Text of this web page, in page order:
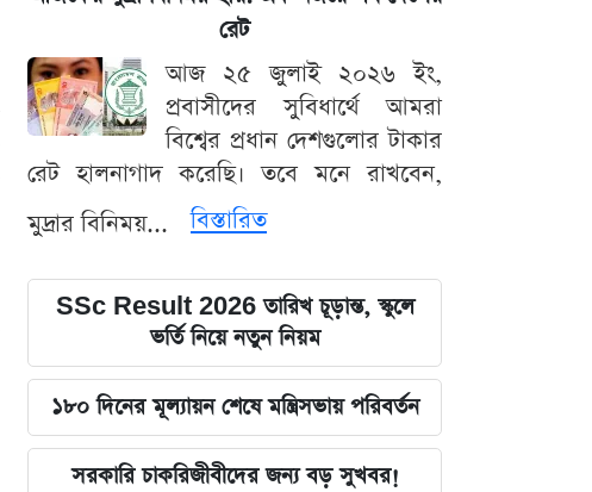
রেট
আজ ২৫ জুলাই ২০২৬ ইং,
প্রবাসীদের সুবিধার্থে আমরা
বিশ্বের প্রধান দেশগুলোর টাকার
রেট হালনাগাদ করেছি। তবে মনে রাখবেন,
মুদ্রার বিনিময়...
বিস্তারিত
SSc Result 2026 তারিখ চূড়ান্ত, স্কুলে
ভর্তি নিয়ে নতুন নিয়ম
১৮০ দিনের মূল্যায়ন শেষে মন্ত্রিসভায় পরিবর্তন
সরকারি চাকরিজীবীদের জন্য বড় সুখবর!